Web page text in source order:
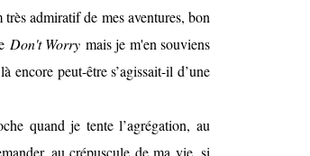
admiratif de mes aventures, bon
Don't Worry mais je m'en souviens
encore peut-être s’agissait-il d’une
quand je tente l’agrégation, au
au crépuscule de ma vie, si